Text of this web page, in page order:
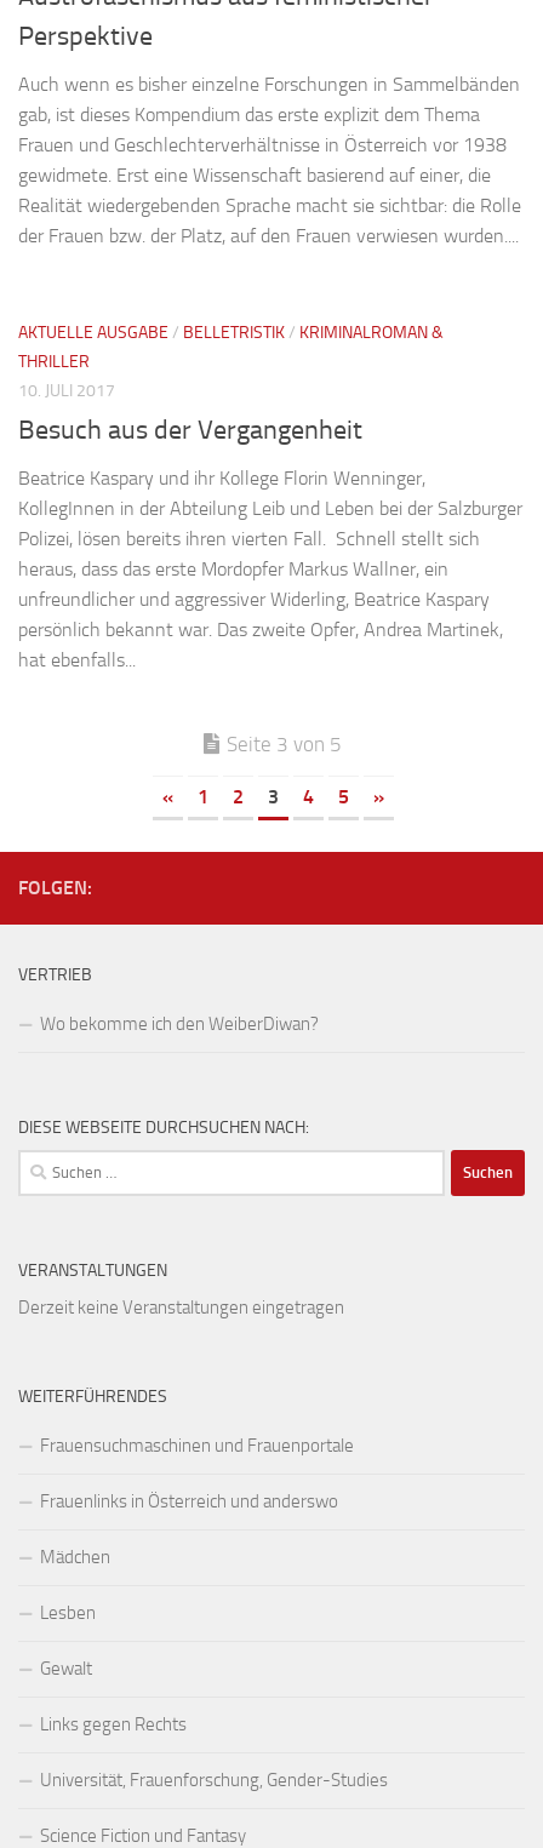
Perspektive
Auch wenn es bisher einzelne Forschungen in Sammelbänden
gab, ist dieses Kompendium das erste explizit dem Thema
Frauen und Geschlechterverhältnisse in Österreich vor 1938
gewidmete. Erst eine Wissenschaft basierend auf einer, die
Realität wiedergebenden Sprache macht sie sichtbar: die Rolle
der Frauen bzw. der Platz, auf den Frauen verwiesen wurden....
AKTUELLE AUSGABE / BELLETRISTIK/ KRIMINALROMAN &
THRILLER
10. JULI 2017
Besuch aus der Vergangenheit
Beatrice Kaspary und ihr Kollege Florin Wenninger,
KollegInnen in der Abteilung Leib und Leben bei der Salzburger
Polizei, lösen bereits ihren vierten Fall. Schnell stellt sich
heraus, dass das erste Mordopfer Markus Wallner, ein
unfreundlicher und aggressiver Widerling, Beatrice Kaspary
persönlich bekannt war. Das zweite Opfer, Andrea Martinek,
hat ebenfalls...
Seite 3 von 5
« 1 2 3 4 5 »
FOLGEN:
VERTRIEB
Wo bekomme ich den WeiberDiwan?
DIESE WEBSEITE DURCHSUCHEN NACH:
Suchen
nach:
VERANSTALTUNGEN
Derzeit keine Veranstaltungen eingetragen
WEITERFÜHRENDES
Frauensuchmaschinen und Frauenportale
Frauenlinks in Österreich und anderswo
Mädchen
Lesben
Gewalt
Links gegen Rechts
Universität, Frauenforschung, Gender-Studies
Science Fiction und Fantasy